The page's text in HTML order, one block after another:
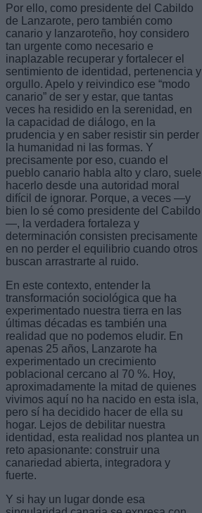
Por ello, como presidente del Cabildo
de Lanzarote, pero también como
canario y lanzaroteño, hoy considero
tan urgente como necesario e
inaplazable recuperar y fortalecer el
sentimiento de identidad, pertenencia y
orgullo. Apelo y reivindico ese “modo
canario” de ser y estar, que tantas
veces ha residido en la serenidad, en
la capacidad de diálogo, en la
prudencia y en saber resistir sin perder
la humanidad ni las formas. Y
precisamente por eso, cuando el
pueblo canario habla alto y claro, suele
hacerlo desde una autoridad moral
difícil de ignorar. Porque, a veces —y
bien lo sé como presidente del Cabildo
—, la verdadera fortaleza y
determinación consisten precisamente
en no perder el equilibrio cuando otros
buscan arrastrarte al ruido.
En este contexto, entender la
transformación sociológica que ha
experimentado nuestra tierra en las
últimas décadas es también una
realidad que no podemos eludir. En
apenas 25 años, Lanzarote ha
experimentado un crecimiento
poblacional cercano al 70 %. Hoy,
aproximadamente la mitad de quienes
vivimos aquí no ha nacido en esta isla,
pero sí ha decidido hacer de ella su
hogar. Lejos de debilitar nuestra
identidad, esta realidad nos plantea un
reto apasionante: construir una
canariedad abierta, integradora y
fuerte.
Y si hay un lugar donde esa